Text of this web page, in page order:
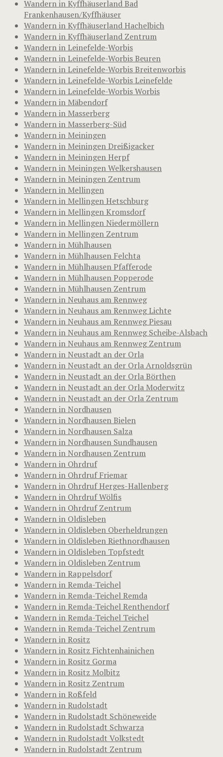
Wandern in Kyffhäuserland Bad
Frankenhausen/Kyffhäuser
Wandern in Kyffhäuserland Hachelbich
Wandern in Kyffhäuserland Zentrum
Wandern in Leinefelde-Worbis
Wandern in Leinefelde-Worbis Beuren
Wandern in Leinefelde-Worbis Breitenworbis
Wandern in Leinefelde-Worbis Leinefelde
Wandern in Leinefelde-Worbis Worbis
Wandern in Mäbendorf
Wandern in Masserberg
Wandern in Masserberg-Süd
Wandern in Meiningen
Wandern in Meiningen Dreißigacker
Wandern in Meiningen Herpf
Wandern in Meiningen Welkershausen
Wandern in Meiningen Zentrum
Wandern in Mellingen
Wandern in Mellingen Hetschburg
Wandern in Mellingen Kromsdorf
Wandern in Mellingen Niedermöllern
Wandern in Mellingen Zentrum
Wandern in Mühlhausen
Wandern in Mühlhausen Felchta
Wandern in Mühlhausen Pfafferode
Wandern in Mühlhausen Popperode
Wandern in Mühlhausen Zentrum
Wandern in Neuhaus am Rennweg
Wandern in Neuhaus am Rennweg Lichte
Wandern in Neuhaus am Rennweg Piesau
Wandern in Neuhaus am Rennweg Scheibe-Alsbach
Wandern in Neuhaus am Rennweg Zentrum
Wandern in Neustadt an der Orla
Wandern in Neustadt an der Orla Arnoldsgrün
Wandern in Neustadt an der Orla Börthen
Wandern in Neustadt an der Orla Moderwitz
Wandern in Neustadt an der Orla Zentrum
Wandern in Nordhausen
Wandern in Nordhausen Bielen
Wandern in Nordhausen Salza
Wandern in Nordhausen Sundhausen
Wandern in Nordhausen Zentrum
Wandern in Ohrdruf
Wandern in Ohrdruf Friemar
Wandern in Ohrdruf Herges-Hallenberg
Wandern in Ohrdruf Wölfis
Wandern in Ohrdruf Zentrum
Wandern in Oldisleben
Wandern in Oldisleben Oberheldrungen
Wandern in Oldisleben Riethnordhausen
Wandern in Oldisleben Topfstedt
Wandern in Oldisleben Zentrum
Wandern in Rappelsdorf
Wandern in Remda-Teichel
Wandern in Remda-Teichel Remda
Wandern in Remda-Teichel Renthendorf
Wandern in Remda-Teichel Teichel
Wandern in Remda-Teichel Zentrum
Wandern in Rositz
Wandern in Rositz Fichtenhainichen
Wandern in Rositz Gorma
Wandern in Rositz Molbitz
Wandern in Rositz Zentrum
Wandern in Roßfeld
Wandern in Rudolstadt
Wandern in Rudolstadt Schöneweide
Wandern in Rudolstadt Schwarza
Wandern in Rudolstadt Volkstedt
Wandern in Rudolstadt Zentrum